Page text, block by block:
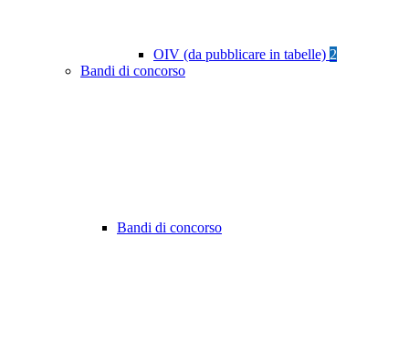
OIV (da pubblicare in tabelle) 2
Bandi di concorso
Bandi di concorso